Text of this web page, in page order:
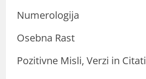
Numerologija
Osebna Rast
Pozitivne Misli, Verzi in Citati